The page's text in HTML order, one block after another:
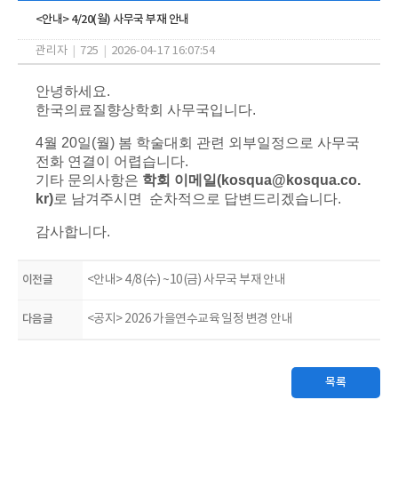
<안내> 4/20(월) 사무국 부재 안내
관리자 725 2026-04-17 16:07:54
안녕하세요.
한국의료질향상학회 사무국입니다.
4월 20일(월) 봄 학술대회 관련 외부일정으로 사무국
전화 연결이 어렵습니다.
기타 문의사항은 학회 이메일(kosqua@kosqua.co.
kr)로 남겨주시면 순차적으로 답변드리겠습니다.
감사합니다.
이전글 <안내> 4/8(수) ~10(금) 사무국 부재 안내
다음글 <공지> 2026 가을연수교육 일정 변경 안내
목록